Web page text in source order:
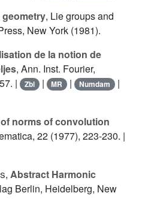
, Lie groups and
New York (1981).
de la notion de
, Ann. Inst. Fourier,
|
Zbl | MR | Numdam |
norms of convolution
22 (1977), 223-230. |
, Abstract Harmonic
Berlin, Heidelberg, New